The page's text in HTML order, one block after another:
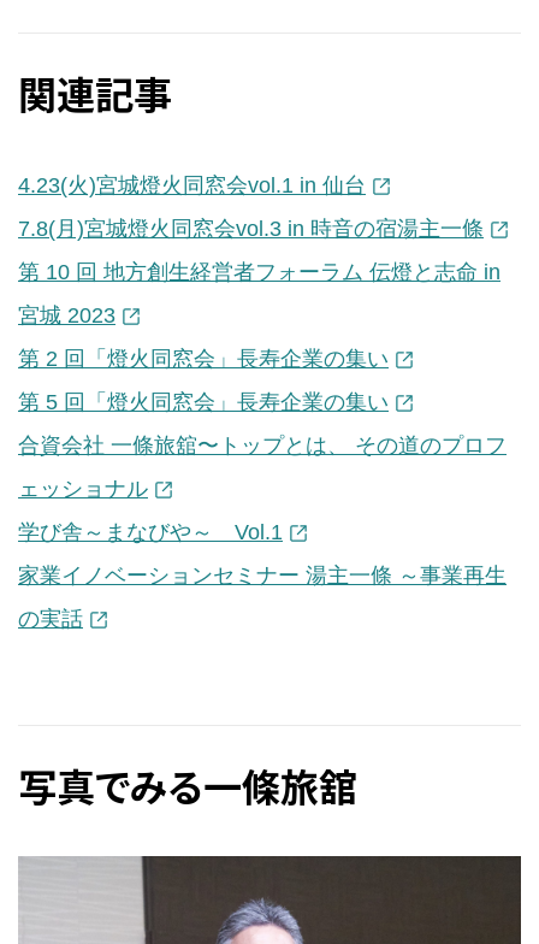
関連記事
4.23(火)宮城燈火同窓会vol.1 in 仙台
7.8(月)宮城燈火同窓会vol.3 in 時音の宿湯主一條
第 10 回 地方創生経営者フォーラム 伝燈と志命 in
宮城 2023
第 2 回「燈火同窓会」長寿企業の集い
第 5 回「燈火同窓会」長寿企業の集い
合資会社 一條旅舘〜トップとは、 その道のプロフ
ェッショナル
学び舎～まなびや～ Vol.1
家業イノベーションセミナー 湯主一條 ～事業再生
の実話
写真でみる一條旅舘